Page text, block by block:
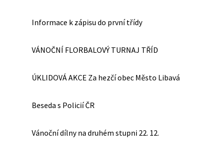
Informace k zápisu do první třídy
VÁNOČNÍ FLORBALOVÝ TURNAJ TŘÍD
ÚKLIDOVÁ AKCE Za hezčí obec Město Libavá
Beseda s Policií ČR
Vánoční dílny na druhém stupni 22. 12.